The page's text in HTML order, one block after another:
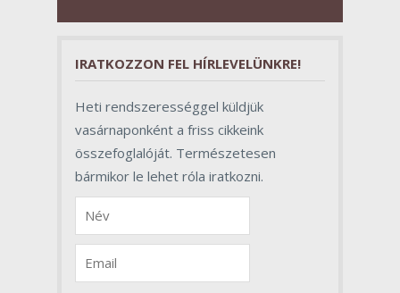
szerepet töltenek be az egész
IRATKOZZON FEL HÍRLEVELÜNKRE!
Heti rendszerességgel küldjük
vasárnaponként a friss cikkeink
összefoglalóját. Természetesen
bármikor le lehet róla iratkozni.